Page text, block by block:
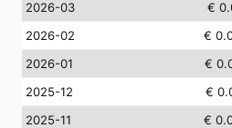
2026-03
€
2026-02
€
2026-01
€
2025-12
€
2025-11
€